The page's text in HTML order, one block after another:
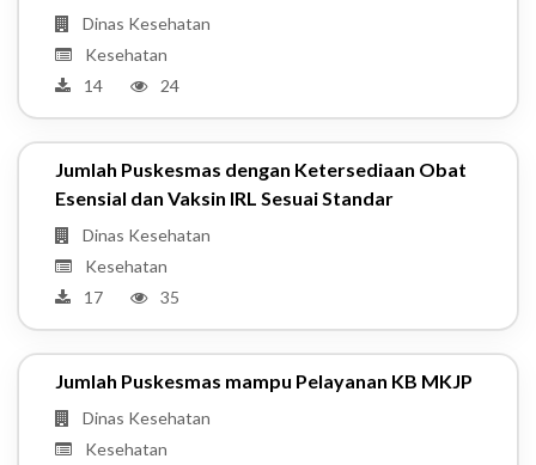
Dinas Kesehatan
Kesehatan
14
24
Jumlah Puskesmas dengan Ketersediaan Obat
Esensial dan Vaksin IRL Sesuai Standar
Dinas Kesehatan
Kesehatan
17
35
Jumlah Puskesmas mampu Pelayanan KB MKJP
Dinas Kesehatan
Kesehatan